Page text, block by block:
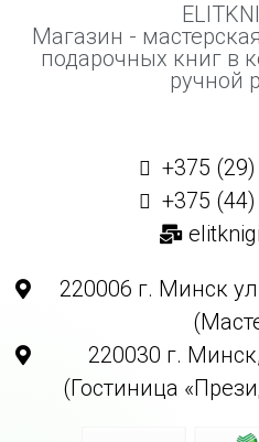
Магазин -
подарочных книг в
ручной
+375
+375
220006 г. Минск
220030 г.
(Гостиница